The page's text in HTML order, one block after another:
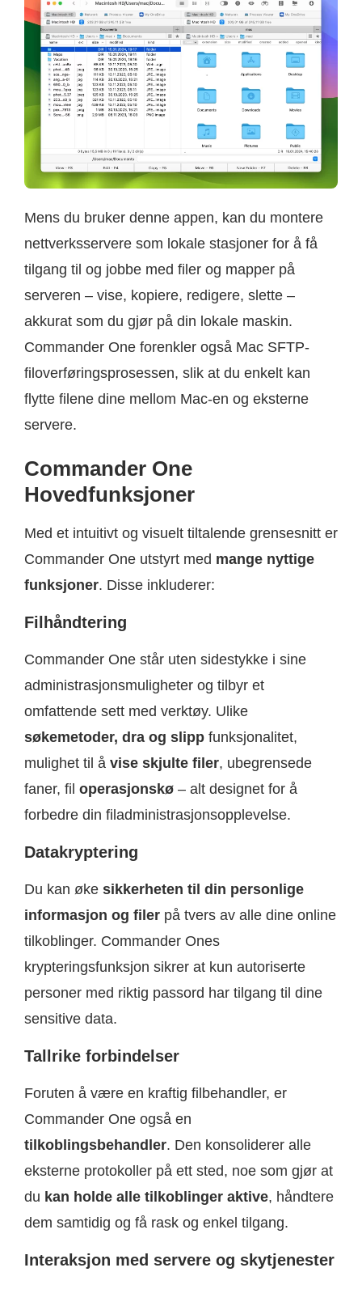
Mens du bruker denne appen, kan du montere
nettverksservere som lokale stasjoner for å få
tilgang til og jobbe med filer og mapper på
serveren – vise, kopiere, redigere, slette –
akkurat som du gjør på din lokale maskin.
Commander One forenkler også Mac SFTP-
filoverføringsprosessen, slik at du enkelt kan
flytte filene dine mellom Mac-en og eksterne
servere.
Commander One
Hovedfunksjoner
Med et intuitivt og visuelt tiltalende grensesnitt er
Commander One utstyrt med mange nyttige
funksjoner. Disse inkluderer:
Filhåndtering
Commander One står uten sidestykke i sine
administrasjonsmuligheter og tilbyr et
omfattende sett med verktøy. Ulike
søkemetoder, dra og slipp funksjonalitet,
mulighet til å vise skjulte filer, ubegrensede
faner, fil operasjonskø – alt designet for å
forbedre din filadministrasjonsopplevelse.
Datakryptering
Du kan øke sikkerheten til din personlige
informasjon og filer på tvers av alle dine online
tilkoblinger. Commander Ones
krypteringsfunksjon sikrer at kun autoriserte
personer med riktig passord har tilgang til dine
sensitive data.
Tallrike forbindelser
Foruten å være en kraftig filbehandler, er
Commander One også en
tilkoblingsbehandler. Den konsoliderer alle
eksterne protokoller på ett sted, noe som gjør at
du kan holde alle tilkoblinger aktive, håndtere
dem samtidig og få rask og enkel tilgang.
Interaksjon med servere og skytjenester